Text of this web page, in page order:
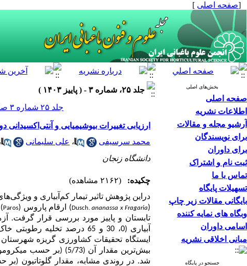
[صفحه اصلی ]
بخش‌های اصلی
صفحه اصلی
اطلاعات نشریه
آرشیو مجله و مقالات
برای نویسندگان
برای داوران
ثبت نام و اشتراک
تماس با ما
تسهیلات پایگاه
بایگانی مقالات زیر چاپ
وبگاه های نمایه کننده
اسامی داوران
مبانی اخلاقی نشریه
جستجو در پایگاه
جلد ۲۵، شماره ۳ - ( پاییز ۱۴۰۳ )
جلد ۲۵ شماره ۳ صفحات ۳۱۸-۳۰۳
ارزیابی تغییرات بیوشیمیایی و
محمد سرسیفی
، علی سلیمانی
دانشگاه زنجان
چکیده: (۲۱۶۲ مشاهده)
دراین پژوهش تاثیر تیمار کم‌‌آبیاری و
(
Fragaria
x
ananassa
Dusch.) ارقام پاروس (Paros
)
تابستان و پاییز مورد بررسی قرار
آبیاری (0، 30 و 65 درصد